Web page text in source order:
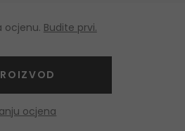
ocjenu. Budite prvi.
ocjena